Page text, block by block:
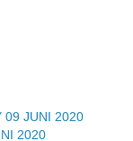
09 JUNI 2020
2020